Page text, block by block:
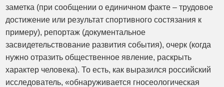
заметка (при сообщении о единичном факте – трудовое
достижение или результат спортивного состязания к
примеру), репортаж (документальное
засвидетельствование развития события), очерк (когда
нужно отразить общественное явление, раскрыть
характер человека). То есть, как выразился российский
исследователь, «обнаруживается гносеологическая